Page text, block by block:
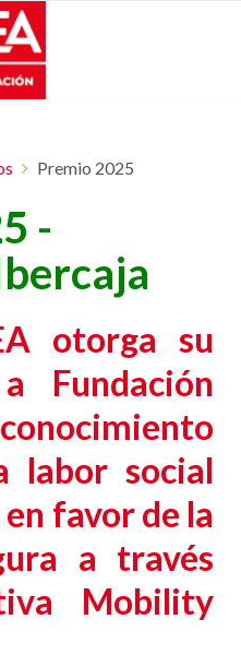
Premio 2025
-
otorga su
Fundación
labor social
favor de la
a través
Mobility